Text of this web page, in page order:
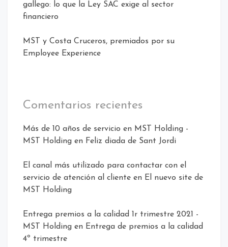
gallego: lo que la Ley SAC exige al sector
financiero
MST y Costa Cruceros, premiados por su
Employee Experience
Comentarios recientes
Más de 10 años de servicio en MST Holding -
MST Holding en Feliz diada de Sant Jordi
El canal más utilizado para contactar con el
servicio de atención al cliente en El nuevo site de
MST Holding
Entrega premios a la calidad 1r trimestre 2021 -
MST Holding en Entrega de premios a la calidad
4º trimestre